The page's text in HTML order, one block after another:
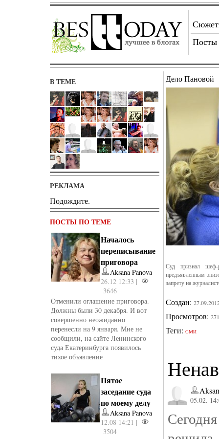
Посты
В ТЕМЕ
РЕКЛАМА
Подождите.
ПОСТЫ ПО ТЕМЕ
Началось
переписывание
приговора
Aksana Panova
26.12 12:33 |
3646
Отменили оглашение приговора.
Должны были 30 декабря. И вот
совершенно неожиданно
перенесли на 9 января. Мне не
сообщили, на сайте Ленинского
суда Екатеринбурга появилось
тихое объявление
Пятое
заседание суда
по моему делу
Aksana Panova
12.08 14:21 |
3504
Дело Пановой
Суд признал шеф-
предъявленным
запрету на
Создан:
Просмотров:
Теги: СМИ
05.02.